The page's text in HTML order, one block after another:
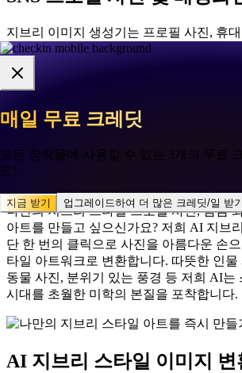
🌸 ✦
지브리 이미지 생성기는 프로필 사진, 휴
SNS 게시물에 완벽한 멋진 아트워크를 만
력으로 지브리 스타일 이미지는 어떤 플랫
선명하고 아름답게 보입니다.
나만의 지브리 스타일 아트
기
나만의 지브리 스타일 프로필 사진, 잠금
아트를 만들고 싶으신가요? 저희 AI 지브
단 한 번의 클릭으로 사진을 아름다운 손
타일 아트워크로 변환합니다. 따뜻한 인물
동물 사진, 분위기 있는 풍경 등 저희 AI는
시대를 초월한 미학의 본질을 포착합니다.
AI 지브리 스타일 이미지 변
매일 무료 크레딧
모든 창작물에 사용할 수 있는 3개의 무료
요!
지금 받기 업그레이드하여 더 많은 크레딧/일 받기
매일 무료 크레딧
모든 창작물에 사용할 수 있는 3개의 무료
요!
지금 받기 업그레이드하여 더 많은 크레딧/일 받기